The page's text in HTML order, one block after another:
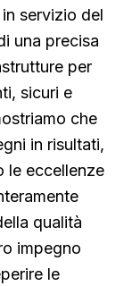
servizio del
una precisa
per
sicuri e
che
in risultati,
le eccellenze
qualità
impegno
le